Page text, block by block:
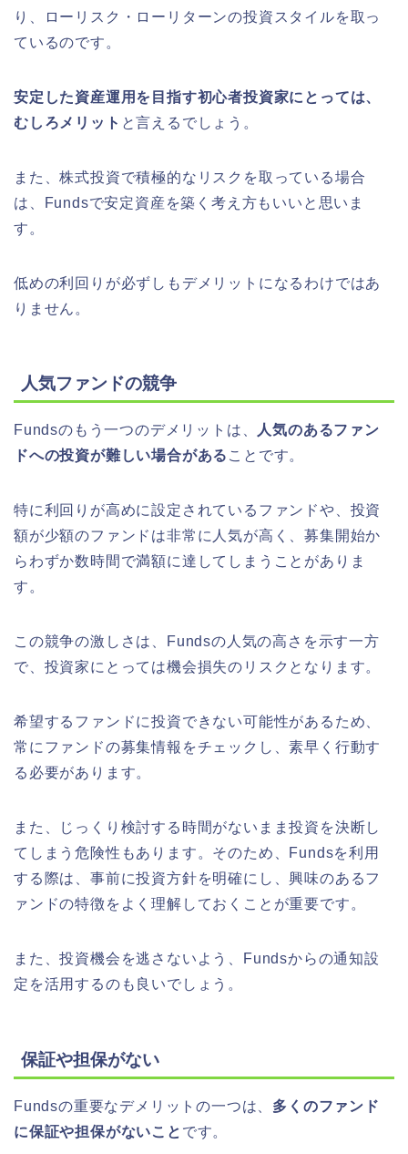
り、ローリスク・ローリターンの投資スタイルを取っ
ているのです。
安定した資産運用を目指す初心者投資家にとっては、
むしろメリット と言えるでしょう。
また、株式投資で積極的なリスクを取っている場合
は、Fundsで安定資産を築く考え方もいいと思いま
す。
低めの利回りが必ずしもデメリットになるわけではあ
りません。
人気ファンドの競争
Fundsのもう一つのデメリットは、
人気のあるファン
ドへの投資が難しい場合がある ことです。
特に利回りが高めに設定されているファンドや、投資
額が少額のファンドは非常に人気が高く、募集開始か
らわずか数時間で満額に達してしまうことがありま
す。
この競争の激しさは、Fundsの人気の高さを示す一方
で、投資家にとっては機会損失のリスクとなります。
希望するファンドに投資できない可能性があるため、
常にファンドの募集情報をチェックし、素早く行動す
る必要があります。
また、じっくり検討する時間がないまま投資を決断し
てしまう危険性もあります。そのため、Fundsを利用
する際は、事前に投資方針を明確にし、興味のあるフ
ァンドの特徴をよく理解しておくことが重要です。
また、投資機会を逃さないよう、Fundsからの通知設
定を活用するのも良いでしょう。
保証や担保がない
Fundsの重要なデメリットの一つは、 多くのファンド
に保証や担保がないこと です。